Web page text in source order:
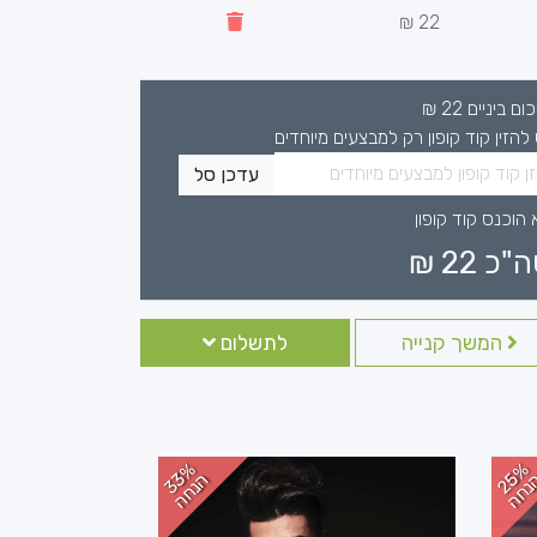
22 ₪
ביניים 22
₪
להזין קוד קופון רק למבצעים מיוחדים
עדכן סל
הוכנס קוד קופון
22
₪
המשך קנייה לתשלום
3
3
%
ה
נ
ח
ה 2
%
נ
ח